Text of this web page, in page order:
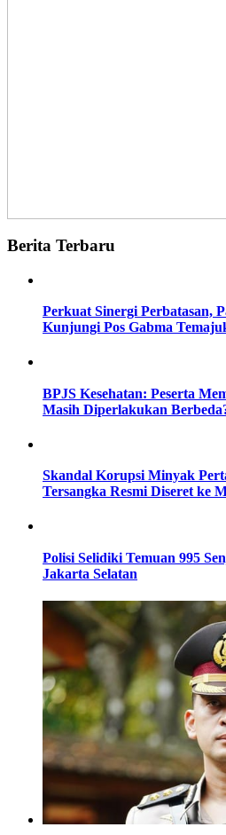
Berita Terbaru
Perkuat Sinergi Perbatasan,
Kunjungi Pos Gabma
BPJS Kesehatan: Peserta
Masih Diperlakukan
Skandal Korupsi Minyak
Tersangka Resmi Diseret ke
Polisi Selidiki Temuan 995
Jakarta Selatan